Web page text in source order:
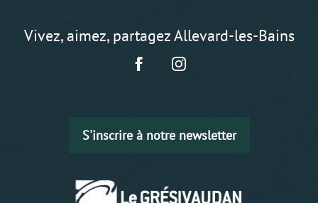
Vivez, aimez, partagez Allevard-les-Bains
S'inscrire à notre newsletter